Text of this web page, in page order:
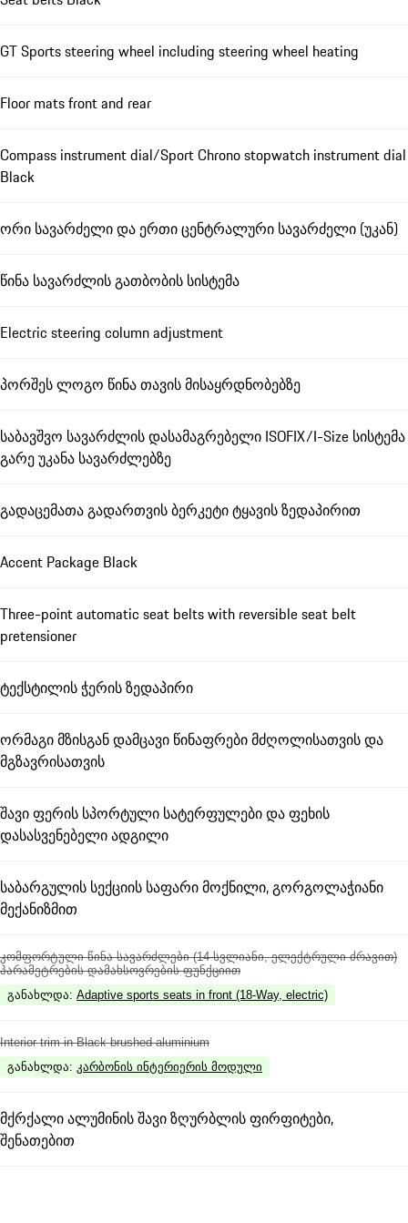
GT Sports steering wheel including steering wheel heating
Floor mats front and rear
Compass instrument dial/Sport Chrono stopwatch instrument dial
Black
ორი სავარძელი და ერთი ცენტრალური სავარძელი (უკან)
წინა სავარძლის გათბობის სისტემა
Electric steering column adjustment
პორშეს ლოგო წინა თავის მისაყრდნობებზე
საბავშვო სავარძლის დასამაგრებელი ISOFIX/I-Size სისტემა
გარე უკანა სავარძლებზე
გადაცემათა გადართვის ბერკეტი ტყავის ზედაპირით
Accent Package Black
Three-point automatic seat belts with reversible seat belt
pretensioner
ტექსტილის ჭერის ზედაპირი
ორმაგი მზისგან დამცავი წინაფრები მძღოლისათვის და
მგზავრისათვის
შავი ფერის სპორტული სატერფულები და ფეხის
დასასვენებელი ადგილი
საბარგულის სექციის საფარი მოქნილი, გორგოლაჭიანი
მექანიზმით
კომფორტული წინა სავარძლები (14-სვლიანი, ელექტრული ძრავით)
პარამეტრების დამახსოვრების ფუნქციით
განახლდა: Adaptive sports seats in front (18-Way, electric)
Interior trim in Black brushed aluminium
განახლდა: კარბონის ინტერიერის მოდული
მქრქალი ალუმინის შავი ზღურბლის ფირფიტები,
შენათებით